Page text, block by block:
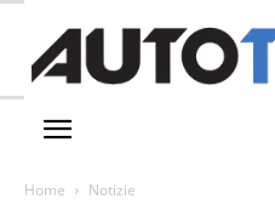
Home Notizie